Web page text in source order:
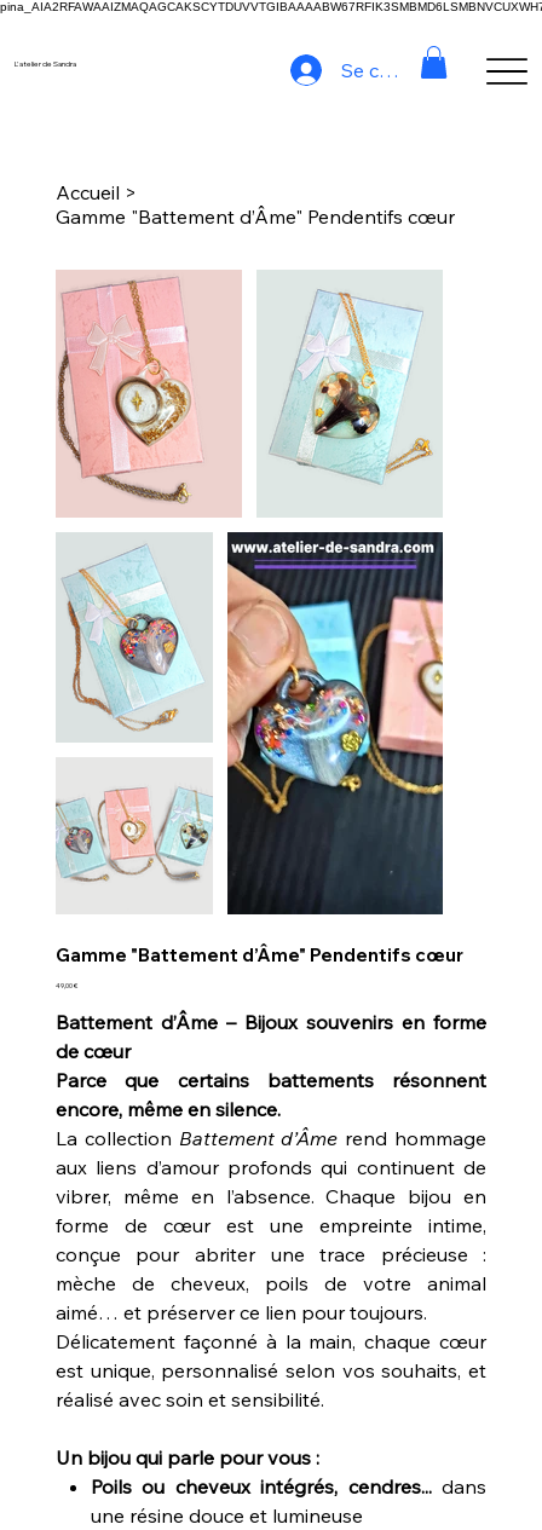
L'atelier de Sandra Se connecter
Accueil >
Gamme "Battement d’Âme" Pendentifs cœur
Gamme "Battement d’Âme" Pendentifs cœur
Prix
49,00 €
Battement d’Âme – Bijoux souvenirs en forme
de cœur
Parce que certains battements résonnent
encore, même en silence.
La collection Battement d’Âme rend hommage
aux liens d’amour profonds qui continuent de
vibrer, même en l’absence. Chaque bijou en
forme de cœur est une empreinte intime,
conçue pour abriter une trace précieuse :
mèche de cheveux, poils de votre animal
aimé… et préserver ce lien pour toujours.
Délicatement façonné à la main, chaque cœur
est unique, personnalisé selon vos souhaits, et
réalisé avec soin et sensibilité.
Un bijou qui parle pour vous :
Poils ou cheveux intégrés, cendres...dans
une résine douce et lumineuse